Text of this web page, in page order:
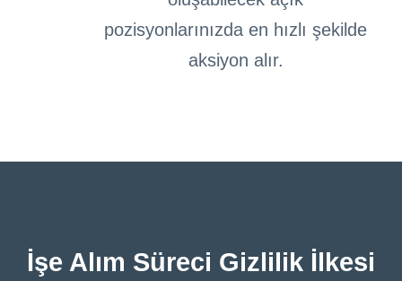
pozisyonlarınızda en hızlı şekilde
aksiyon alır.
İşe Alım Süreci Gizlilik İlkesi